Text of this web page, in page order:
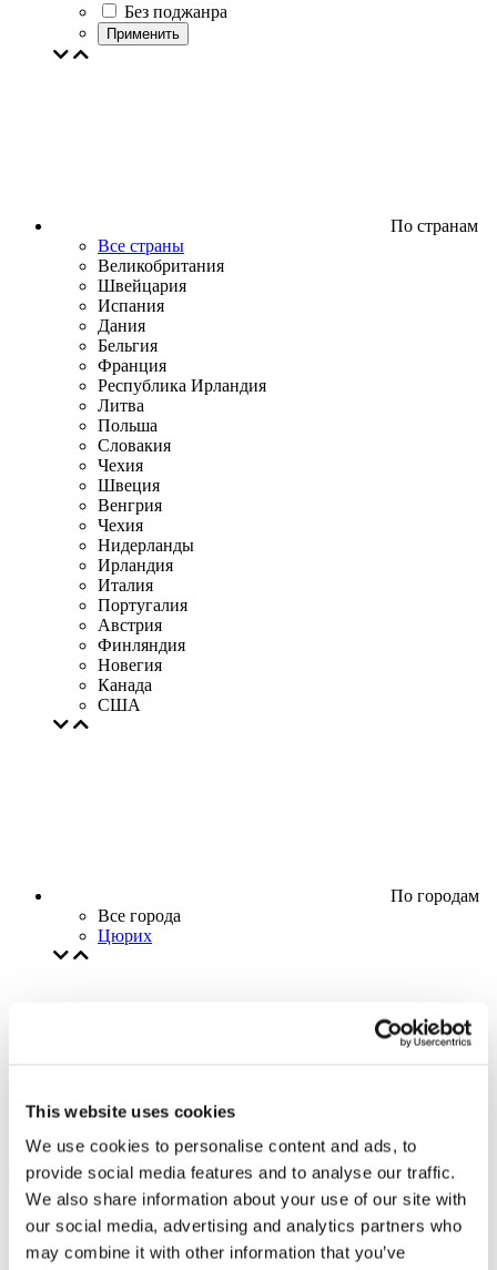
This website uses cookies
We use cookies to personalise content and ads, to
provide social media features and to analyse our traffic.
We also share information about your use of our site with
our social media, advertising and analytics partners who
may combine it with other information that you’ve
Без поджанра
Применить
По странам
Все страны
Великобритания
Швейцария
Испания
Дания
Бельгия
Франция
Республика Ирландия
Литва
Польша
Словакия
Чехия
Швеция
Венгрия
Чехия
Нидерланды
Ирландия
Италия
Португалия
Австрия
Финляндия
Новегия
Канада
США
По городам
Все города
Цюрих